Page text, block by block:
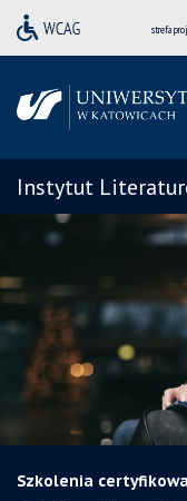
strefa
Instytut
Szkolenia